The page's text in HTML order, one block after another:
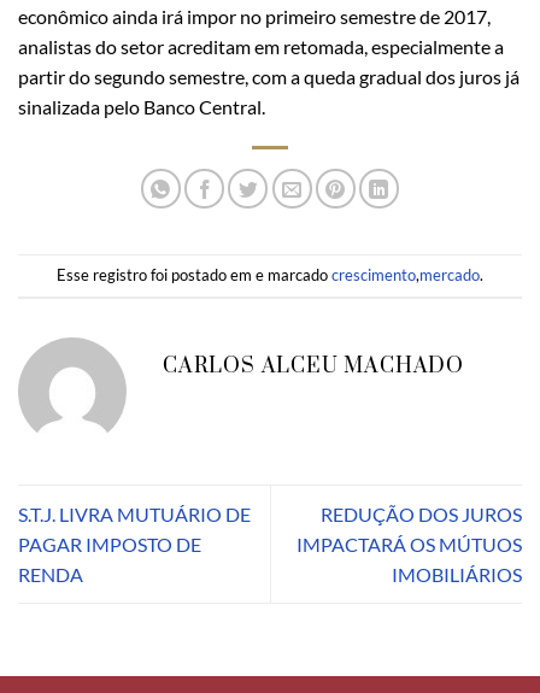
econômico ainda irá impor no primeiro semestre de 2017,
analistas do setor acreditam em retomada, especialmente a
partir do segundo semestre, com a queda gradual dos juros já
sinalizada pelo Banco Central.
Esse registro foi postado em e marcadocrescimento,mercado.
CARLOS ALCEU MACHADO
S.T.J. LIVRA MUTUÁRIO DE
PAGAR IMPOSTO DE
RENDA
REDUÇÃO DOS JUROS
IMPACTARÁ OS MÚTUOS
IMOBILIÁRIOS